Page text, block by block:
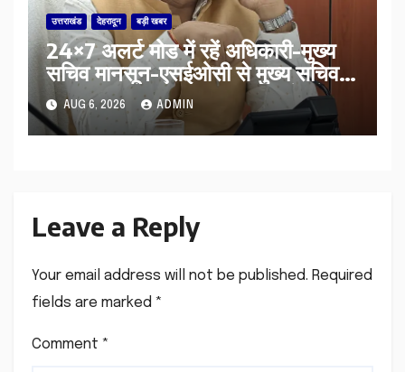
उत्तराखंड देहरादून बड़ी खबर
24×7 अलर्ट मोड में रहें अधिकारी-मुख्य
सचिव मानसून-एसईओसी से मुख्य सचिव ने
की विस्तृत समीक्षा कहा-बंद सड़कों को
शीघ्र खोला जाए, लोगों को न हो दिक्कत
AUG 6, 2026 ADMIN
Leave a Reply
Your email address will not be published. Required
fields are marked *
Comment *